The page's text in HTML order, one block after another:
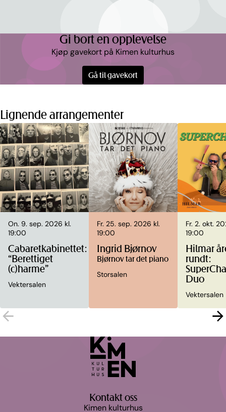
Gi bort en opplevelse
Kjøp gavekort på Kimen kulturhus
Gå til gavekort
Lignende arrangementer
On. 9. sep. 2026 kl.
19:00
Cabaretkabinettet:
“Berettiget
(c)harme”
Vektersalen
Fr. 25. sep. 2026 kl.
19:00
Ingrid Bjørnov
Bjørnov tar det piano
Storsalen
Fr. 2. okt.
19:00
Hilmar
rundt:
Duo
Vektersalen
Kontakt oss
Kimen kulturhus